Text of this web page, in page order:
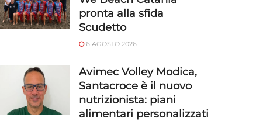
pronta alla sfida
Scudetto
6 AGOSTO 2026
Avimec Volley Modica,
Santacroce è il nuovo
nutrizionista: piani
alimentari personalizzati